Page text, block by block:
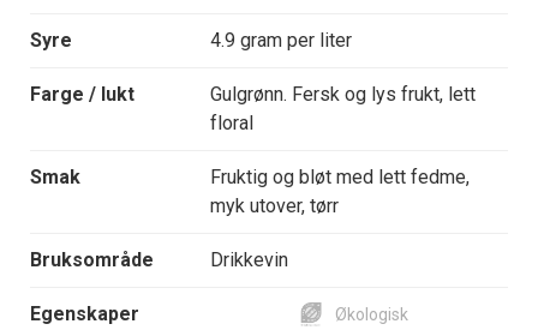
Syre 4.9 gram per liter
Farge / lukt
Gulgrønn. Fersk og lys frukt, lett
floral
Smak
Fruktig og bløt med lett fedme,
myk utover, tørr
Bruksområde Drikkevin
Egenskaper Økologisk